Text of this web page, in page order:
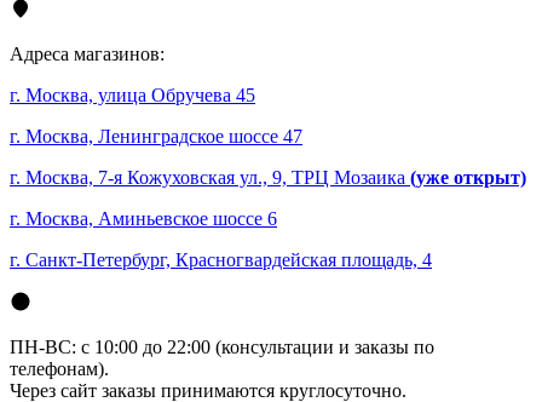
Адреса магазинов:
г. Москва, улица Обручева 45
г. Москва, Ленинградское шоссе 47
г. Москва, 7-я Кожуховская ул., 9, ТРЦ Мозаика (уже открыт)
г. Москва, Аминьевское шоссе 6
г. Санкт-Петербург, Красногвардейская площадь, 4
ПН-ВС: с 10:00 до 22:00 (консультации и заказы по
телефонам).
Через сайт заказы принимаются круглосуточно.